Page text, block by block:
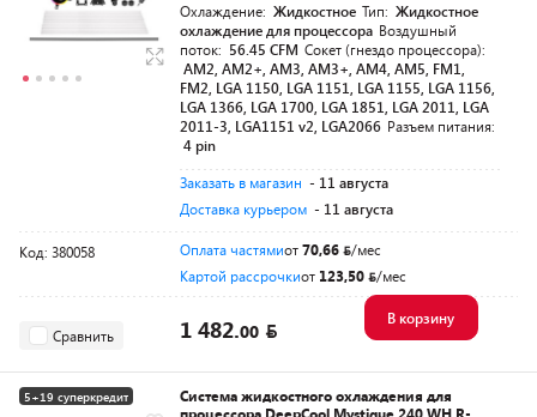
Охлаждение: Жидкостное Тип: Жидкостное
охлаждение для процессора Воздушный
поток: 56.45 CFM Сокет (гнездо процессора):
AM2, AM2+, AM3, AM3+, AM4, AM5, FM1,
FM2, LGA 1150, LGA 1151, LGA 1155, LGA 1156,
LGA 1366, LGA 1700, LGA 1851, LGA 2011, LGA
2011-3, LGA1151 v2, LGA2066 Разъем питания:
4 pin
Заказать в магазин - 11 августа
Доставка курьером - 11 августа
Код: 380058 Оплата частямиот70,66
/мес
Картой рассрочкиот 123,50 /мес
Сравнить 1 482.00
В корзину
5+19 суперкредит
Система жидкостного охлаждения для